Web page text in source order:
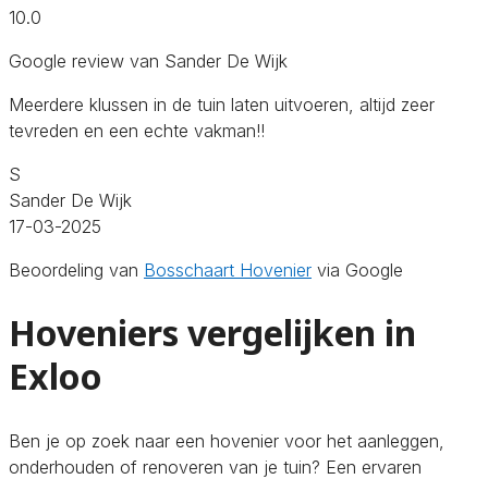
10.0
Google review van Sander De Wijk
Meerdere klussen in de tuin laten uitvoeren, altijd zeer
tevreden en een echte vakman!!
S
Sander De Wijk
17-03-2025
Beoordeling van Bosschaart Hovenier via Google
Hoveniers vergelijken in
Exloo
Ben je op zoek naar een hovenier voor het aanleggen,
onderhouden of renoveren van je tuin? Een ervaren